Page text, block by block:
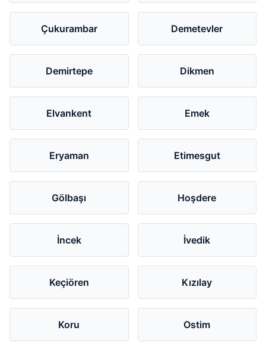
Çukurambar Demetevler
Demirtepe Dikmen
Elvankent Emek
Eryaman Etimesgut
Gölbaşı Hoşdere
İncek İvedik
Keçiören Kızılay
Koru Ostim